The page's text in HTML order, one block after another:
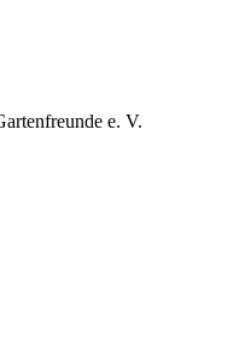
e. V.